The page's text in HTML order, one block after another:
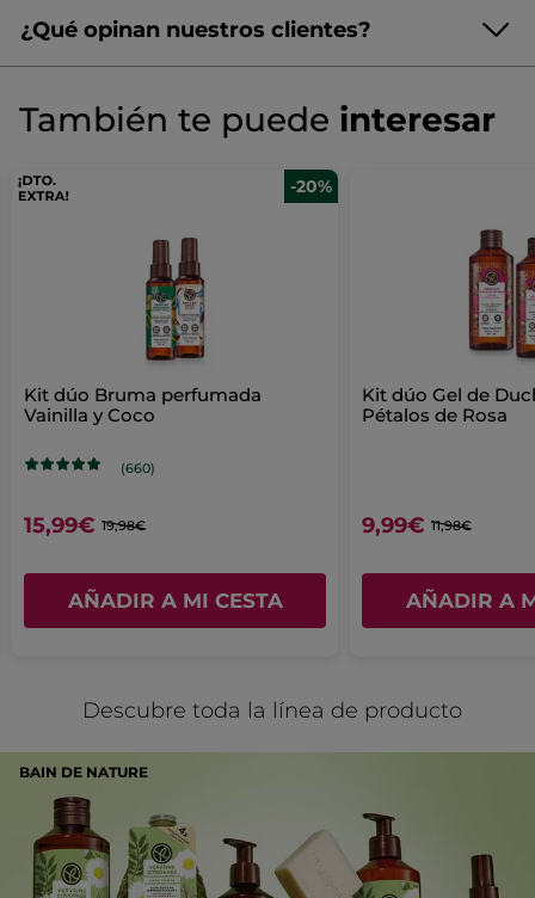
- 1 Gel de ducha Coco (400 ml):su espuma generosa y
envolvente limpia y perfuma la piel sin resecarla, con un
Referencia: SG188
¿Qué opinan nuestros clientes?
☆☆☆☆☆
☆☆☆☆☆
No
Kit
AÑADIR UNA RESEÑA
También te puede interesar
-20%
Kit dúo Bruma perfumada
Vainilla y Coco
(660)
15,99€ 19,98€
AÑADIR A MI CESTA
Kit dúo Gel de
Pétalos de Rosa
9,99€ 11,98€
AÑADIR A
Descubre toda la línea de producto
BAIN DE NATURE